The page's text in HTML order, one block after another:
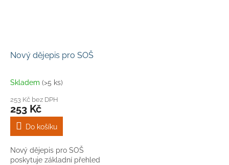
Nový dějepis pro SOŠ
Průměrné
produktu
je
4,6
hvězdiček.
Skladem (>5 ks)
253 Kč bez DPH
253 Kč
Do košíku
Nový dějepis pro SOŠ
poskytuje základní přehled